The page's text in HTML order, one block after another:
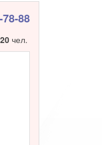
88
20чел.